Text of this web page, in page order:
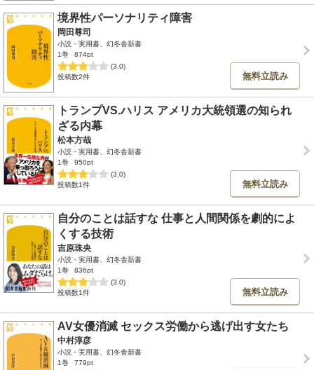
境界性パーソナリティ障害
岡田尊司
小説・実用書、幻冬舎新書
1巻
874pt
(3.0)
投稿数2件
無料立読み
トランプVS.ハリス アメリカ大統領選の知られ
ざる内幕
松本方哉
小説・実用書、幻冬舎新書
1巻
950pt
(3.0)
投稿数1件
無料立読み
自分のことは話すな 仕事と人間関係を劇的によ
くする技術
吉原珠央
小説・実用書、幻冬舎新書
1巻
836pt
(3.0)
投稿数1件
無料立読み
AV女優消滅 セックス労働から逃げ出す女たち
中村淳彦
小説・実用書、幻冬舎新書
1巻
779pt